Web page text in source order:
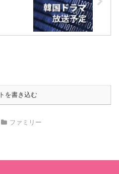
を書き込む
ファミリー